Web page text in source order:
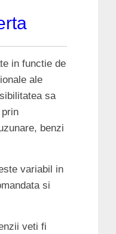
in functie de
ale
sa
benzi
variabil in
si
veti fi